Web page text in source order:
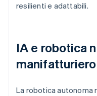
resilienti e adattabili.
IA e robotica
manifatturiero
La robotica autonoma